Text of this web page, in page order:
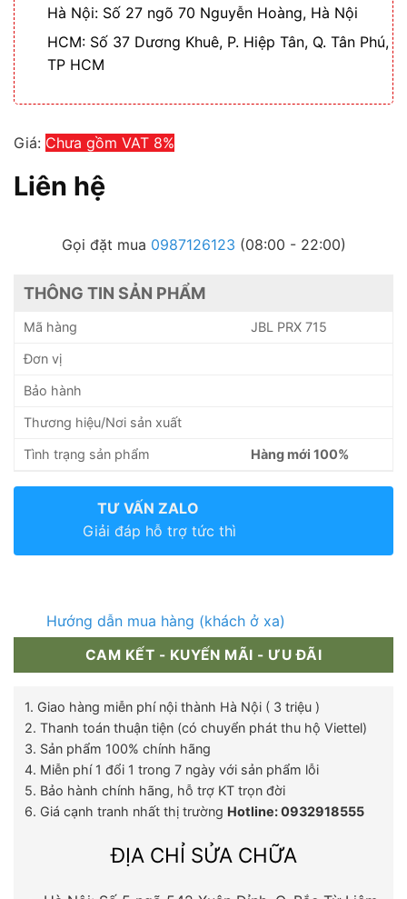
Hà Nội: Số 27 ngõ 70 Nguyễn Hoàng, Hà Nội
HCM: Số 37 Dương Khuê, P. Hiệp Tân, Q. Tân Phú,
TP HCM
Giá: Chưa gồm VAT 8%
Liên hệ
Gọi đặt mua 0987126123 (08:00 - 22:00)
THÔNG TIN SẢN PHẨM
Mã hàng JBL PRX 715
Đơn vị
Bảo hành
Thương hiệu/Nơi sản xuất
Tình trạng sản phẩm Hàng mới 100%
TƯ VẤN ZALO
Giải đáp hỗ trợ tức thì
Hướng dẫn mua hàng (khách ở xa)
CAM KẾT - KUYẾN MÃI - ƯU ĐÃI
1. Giao hàng miễn phí nội thành Hà Nội ( 3 triệu )
2. Thanh toán thuận tiện (có chuyển phát thu hộ Viettel)
3. Sản phẩm 100% chính hãng
4. Miễn phí 1 đổi 1 trong 7 ngày với sản phẩm lỗi
5. Bảo hành chính hãng, hỗ trợ KT trọn đời
6. Giá cạnh tranh nhất thị trường Hotline: 0932918555
ĐỊA CHỈ SỬA CHỮA